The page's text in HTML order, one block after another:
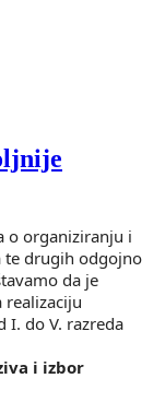
o organiziranju i
te drugih odgojno
da je
realizaciju
I. do V. razreda
i izbor